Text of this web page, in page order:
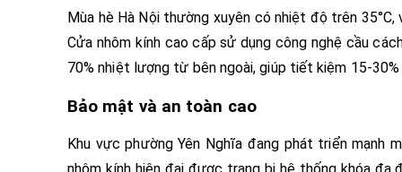
Mùa hè Hà Nội thường xuyên có nhiệt độ trên
Cửa nhôm kính cao cấp sử dụng công nghệ cầu
70% nhiệt lượng từ bên ngoài, giúp tiết kiệm 15-
Bảo mật và an toàn cao
Khu vực phường Yên Nghĩa đang phát triển mạnh